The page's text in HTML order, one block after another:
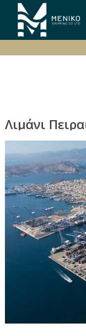
Meniko Shipping Co Ltd
Shipping, Maritime & Freight Forwarding company
Λιμάνι